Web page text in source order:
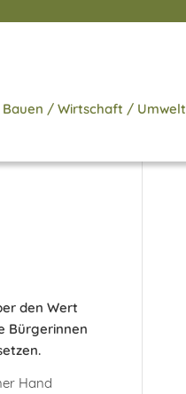
Bauen / Wirtschaft / Umwelt
den Wert
Bürgerinnen
Hand